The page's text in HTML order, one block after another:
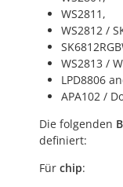
WS2811,
WS2812 /
WS2813 /
LPD8806
APA102 /
Die folgenden
definiert:
Für chip: